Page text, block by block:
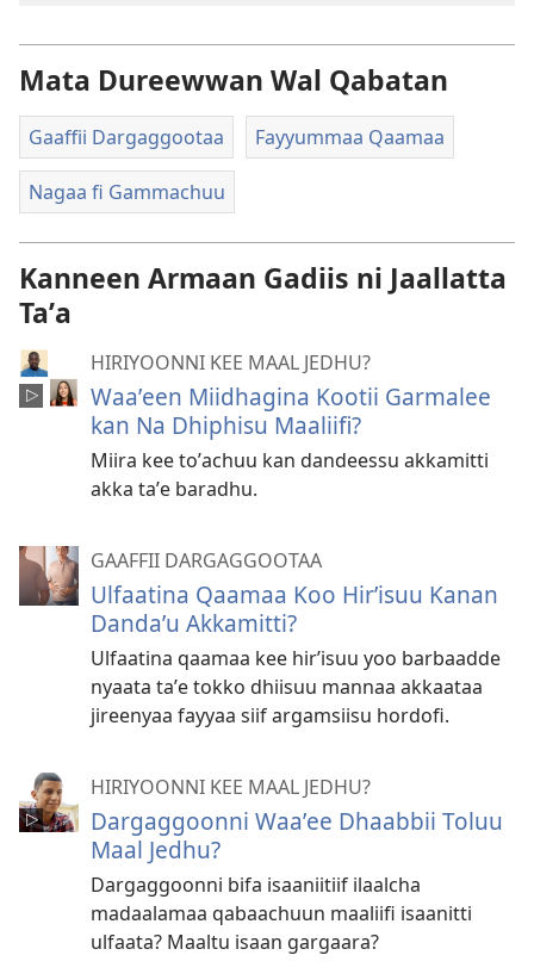
Mata Dureewwan Wal Qabatan
Gaaffii Dargaggootaa Fayyummaa Qaamaa
Nagaa fi Gammachuu
Kanneen Armaan Gadiis ni Jaallatta
Taʼa
HIRIYOONNI KEE MAAL JEDHU?
Waaʼeen Miidhagina Kootii Garmalee
kan Na Dhiphisu Maaliifi?
Miira kee toʼachuu kan dandeessu akkamitti
akka taʼe baradhu.
GAAFFII DARGAGGOOTAA
Ulfaatina Qaamaa Koo Hirʼisuu Kanan
Dandaʼu Akkamitti?
Ulfaatina qaamaa kee hirʼisuu yoo barbaadde
nyaata taʼe tokko dhiisuu mannaa akkaataa
jireenyaa fayyaa siif argamsiisu hordofi.
HIRIYOONNI KEE MAAL JEDHU?
Dargaggoonni Waaʼee Dhaabbii Toluu
Maal Jedhu?
Dargaggoonni bifa isaaniitiif ilaalcha
madaalamaa qabaachuun maaliifi isaanitti
ulfaata? Maaltu isaan gargaara?